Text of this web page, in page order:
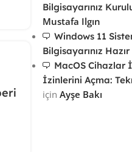
Bilgisayarınız
Mustafa Ilgın
Windows 11
Bilgisayarınız Hazır
MacOS Cihazlar
İzinlerini Açma:
için Ayşe Bakı